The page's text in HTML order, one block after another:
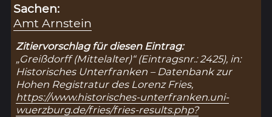
Sachen:
Amt Arnstein
Zitiervorschlag für diesen Eintrag:
„Greißdorff (Mittelalter)“ (Eintragsnr.: 2425), in:
Historisches Unterfranken – Datenbank zur
Hohen Registratur des Lorenz Fries,
https://www.historisches-unterfranken.uni-
wuerzburg.de/fries/fries-results.php?